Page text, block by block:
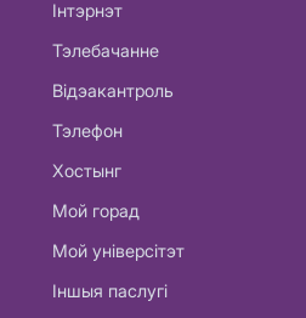
Інтэрнэт
Тэлебачанне
Відэакантроль
Тэлефон
Хостынг
Мой горад
Мой універсітэт
Іншыя паслугі